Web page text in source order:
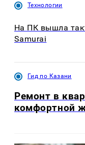
Технологии
На ПК вышла
Samurai
Гид по Казани
Ремонт в
комфортной